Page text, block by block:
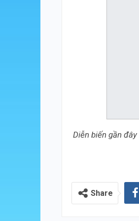
Diễn biến gần
Share